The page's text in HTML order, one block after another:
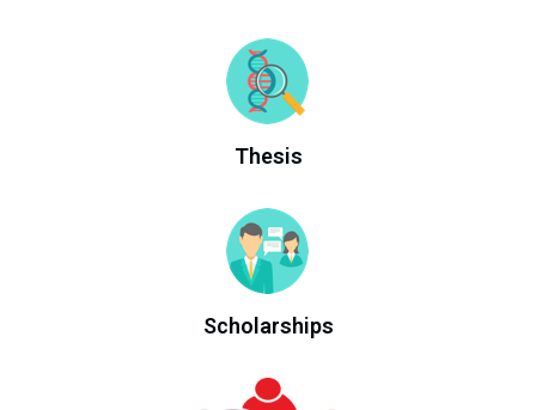
Thesis
Scholarships